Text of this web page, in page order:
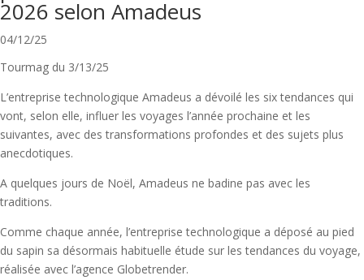
2026 selon Amadeus
04/12/25
Tourmag du 3/13/25
L’entreprise technologique Amadeus a dévoilé les six tendances qui
vont, selon elle, influer les voyages l’année prochaine et les
suivantes, avec des transformations profondes et des sujets plus
anecdotiques.
A quelques jours de Noël, Amadeus ne badine pas avec les
traditions.
Comme chaque année, l’entreprise technologique a déposé au pied
du sapin sa désormais habituelle étude sur les tendances du voyage,
réalisée avec l’agence Globetrender.